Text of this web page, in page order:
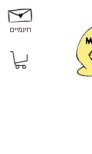
חינמיים